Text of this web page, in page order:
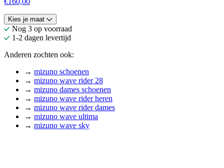
Kies je maat
Nog 3 op voorraad
1-2 dagen levertijd
Anderen zochten ook:
→ mizuno schoenen
→ mizuno wave rider 28
→ mizuno dames schoenen
→ mizuno wave rider heren
→ mizuno wave rider dames
→ mizuno wave ultima
→ mizuno wave sky